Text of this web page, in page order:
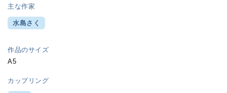
主な作家
水島さく
作品のサイズ
A5
カップリング